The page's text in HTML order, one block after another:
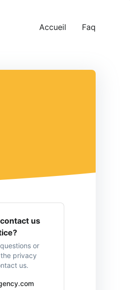
Accueil Faq
us
or
privacy
us.